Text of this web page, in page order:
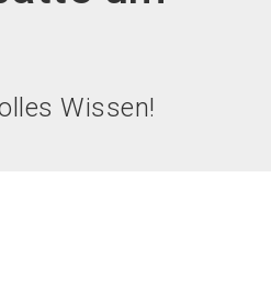
Wissen!